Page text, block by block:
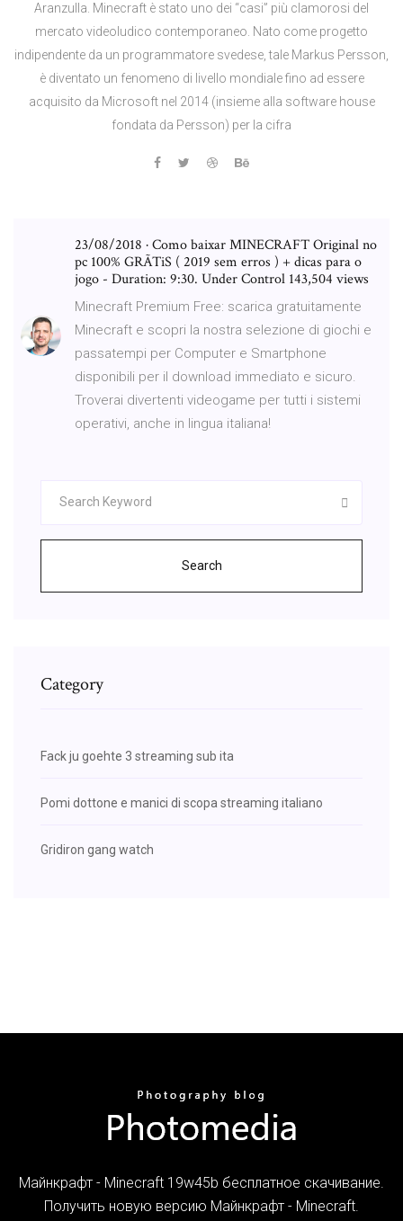
Aranzulla. Minecraft è stato uno dei “casi” più clamorosi del
mercato videoludico contemporaneo. Nato come progetto
indipendente da un programmatore svedese, tale Markus Persson,
è diventato un fenomeno di livello mondiale fino ad essere
acquisito da Microsoft nel 2014 (insieme alla software house
fondata da Persson) per la cifra
23/08/2018 · Como baixar MINECRAFT Original no
pc 100% GRÃTiS ( 2019 sem erros ) + dicas para o
jogo - Duration: 9:30. Under Control 143,504 views
Minecraft Premium Free: scarica gratuitamente
Minecraft e scopri la nostra selezione di giochi e
passatempi per Computer e Smartphone
disponibili per il download immediato e sicuro.
Troverai divertenti videogame per tutti i sistemi
operativi, anche in lingua italiana!
Search
Category
Fack ju goehte 3 streaming sub ita
Pomi dottone e manici di scopa streaming italiano
Gridiron gang watch
Майнкрафт - Minecraft 19w45b бесплатное скачивание.
Получить новую версию Майнкрафт - Minecraft.